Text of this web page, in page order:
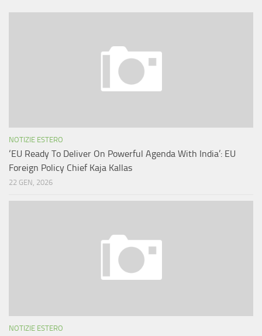
NOTIZIE ESTERO
‘EU Ready To Deliver On Powerful Agenda With India’: EU
Foreign Policy Chief Kaja Kallas
22 GEN, 2026
NOTIZIE ESTERO